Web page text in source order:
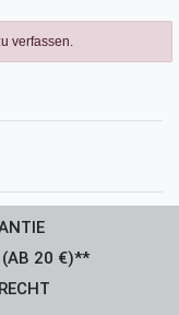
verfassen.
(AB 20 €)**